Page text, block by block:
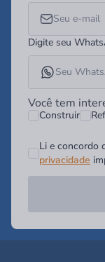
Digite seu
Você tem
Construir
Li e concordo
privacidade